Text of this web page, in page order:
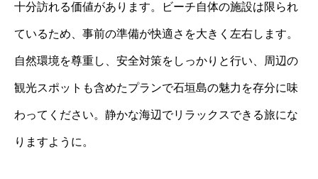
十分訪れる価値があります。ビーチ自体の施設は限られ
ているため、事前の準備が快適さを大きく左右します。
自然環境を尊重し、安全対策をしっかりと行い、周辺の
観光スポットも含めたプランで石垣島の魅力を存分に味
わってください。静かな海辺でリラックスできる旅にな
りますように。